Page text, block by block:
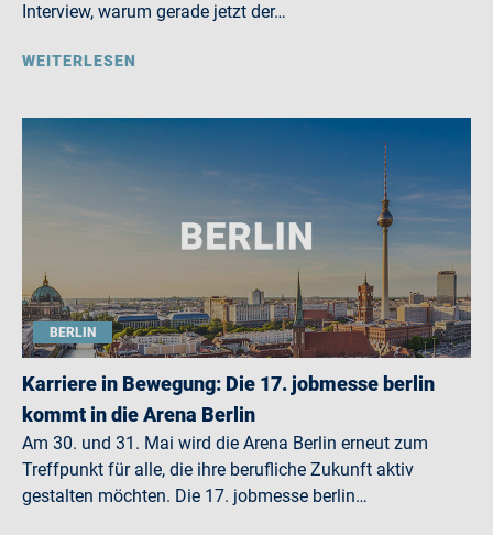
Interview, warum gerade jetzt der…
WEITERLESEN
BERLIN
Karriere in Bewegung: Die 17. jobmesse berlin
kommt in die Arena Berlin
Am 30. und 31. Mai wird die Arena Berlin erneut zum
Treffpunkt für alle, die ihre berufliche Zukunft aktiv
gestalten möchten. Die 17. jobmesse berlin…